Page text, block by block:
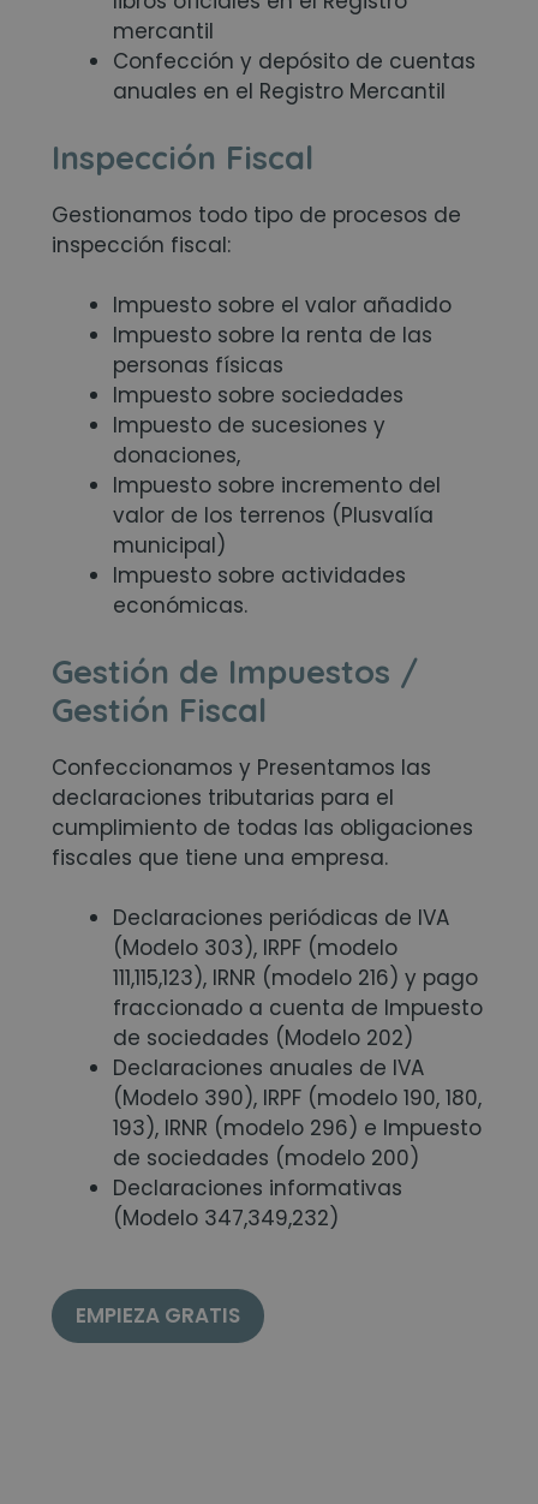
mercantil
Confección y depósito de cuentas
anuales en el Registro Mercantil
Inspección Fiscal
Gestionamos todo tipo de procesos de
inspección fiscal:
Impuesto sobre el valor añadido
Impuesto sobre la renta de las
personas físicas
Impuesto sobre sociedades
Impuesto de sucesiones y
donaciones,
Impuesto sobre incremento del
valor de los terrenos (Plusvalía
municipal)
Impuesto sobre actividades
económicas.
Gestión de Impuestos /
Gestión Fiscal
Confeccionamos y Presentamos las
declaraciones tributarias para el
cumplimiento de todas las obligaciones
fiscales que tiene una empresa.
Declaraciones periódicas de IVA
(Modelo 303), IRPF (modelo
111,115,123), IRNR (modelo 216) y pago
fraccionado a cuenta de Impuesto
de sociedades (Modelo 202)
Declaraciones anuales de IVA
(Modelo 390), IRPF (modelo 190, 180,
193), IRNR (modelo 296) e Impuesto
de sociedades (modelo 200)
Declaraciones informativas
(Modelo 347,349,232)
EMPIEZA GRATIS